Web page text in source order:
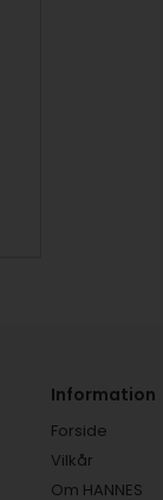
Information
Forside
Vilkår
Om HANNES